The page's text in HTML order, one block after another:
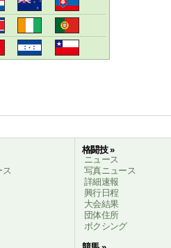
ス
格闘技 »
ニュース
写真ニュース
詳細速報
興行日程
大会結果
団体住所
ボクシング